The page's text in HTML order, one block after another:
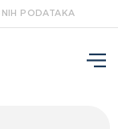
PODATAKA